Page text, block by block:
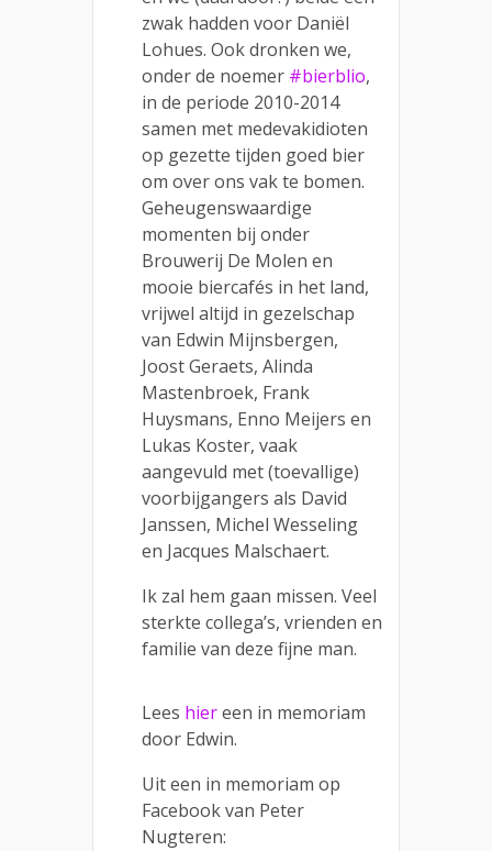
zwak hadden voor Daniël
Lohues. Ook dronken we,
onder de noemer #bierblio,
in de periode 2010-2014
samen met medevakidioten
op gezette tijden goed bier
om over ons vak te bomen.
Geheugenswaardige
momenten bij onder
Brouwerij De Molen en
mooie biercafés in het land,
vrijwel altijd in gezelschap
van Edwin Mijnsbergen,
Joost Geraets, Alinda
Mastenbroek, Frank
Huysmans, Enno Meijers en
Lukas Koster, vaak
aangevuld met (toevallige)
voorbijgangers als David
Janssen, Michel Wesseling
en Jacques Malschaert.
Ik zal hem gaan missen. Veel
sterkte collega’s, vrienden en
familie van deze fijne man.
Lees hiereen in memoriam
door Edwin.
Uit een in memoriam op
Facebook van Peter
Nugteren: